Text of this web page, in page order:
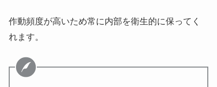
作動頻度が高いため常に内部を衛生的に保ってく
れます。